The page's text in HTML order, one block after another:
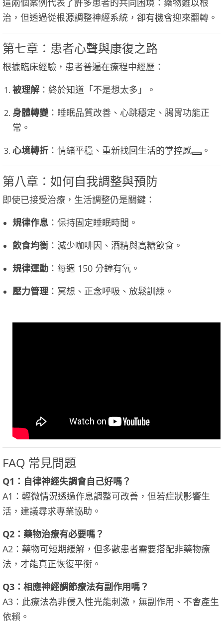
治，但透過從根源調整神經系統，卻有機會迎來翻轉。
第七章：患者心聲與康復之路
根據臨床經驗，患者普遍在療程中經歷：
被理解 ：終於知道「不是想太多」。
身體轉變 ：睡眠品質改善、心跳穩定、腸胃功能正
常。
心境轉折 ：情緒平穩、重新找回生活的掌控感 。
第八章：如何自我調整與預防
即使已接受治療，生活調整仍是關鍵：
規律作息 ：保持固定睡眠時間。
飲食均衡 ：減少咖啡因、酒精與高糖飲食。
規律運動 ：每週 150 分鐘有氧。
壓力管理 ：冥想、正念呼吸、放鬆訓練。
FAQ 常見問題
Q1：自律神經失調會自己好嗎？
A1：輕微情況透過作息調整可改善，但若症狀影響生
活，建議尋求專業協助。
Q2：藥物治療有必要嗎？
A2：藥物可短期緩解，但多數患者需要搭配非藥物療
法，才能真正恢復平衡。
Q3：相應神經調節療法有副作用嗎？
A3：此療法為非侵入性光能刺激，無副作用、不會產生
依賴。